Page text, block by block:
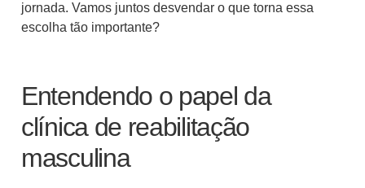
jornada. Vamos juntos desvendar o que torna essa
escolha tão importante?
Entendendo o papel da
clínica de reabilitação
masculina